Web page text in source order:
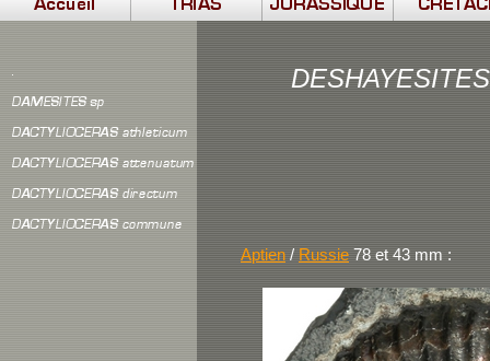
Aptien / Russie 78 et 43 mm :